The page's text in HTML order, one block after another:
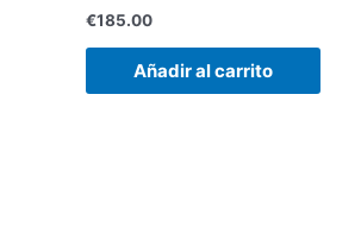
€185.00
Añadir al carrito